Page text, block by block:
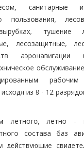
санитарные
пользования,
тушение
лесозащитные,
аэронавигации
рабочим
из 8 - 12
летного, летно -
состава баз